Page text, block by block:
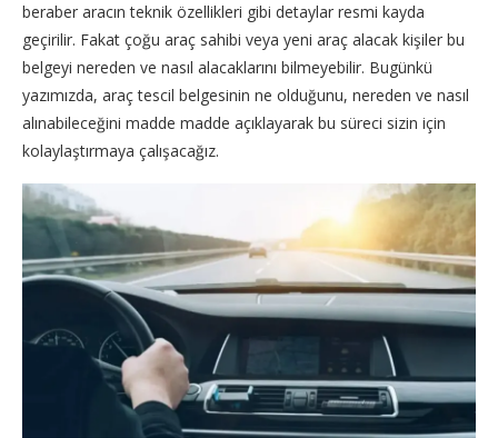
beraber aracın teknik özellikleri gibi detaylar resmi kayda
geçirilir. Fakat çoğu araç sahibi veya yeni araç alacak kişiler bu
belgeyi nereden ve nasıl alacaklarını bilmeyebilir. Bugünkü
yazımızda, araç tescil belgesinin ne olduğunu, nereden ve nasıl
alınabileceğini madde madde açıklayarak bu süreci sizin için
kolaylaştırmaya çalışacağız.